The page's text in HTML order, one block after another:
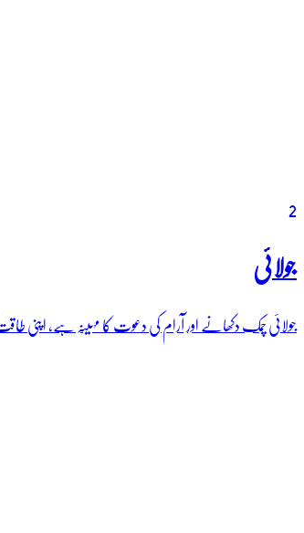
2
جولائی
جولائی چمک دکھانے اور آرام کی دعوت کا مہینہ ہے، اپنی